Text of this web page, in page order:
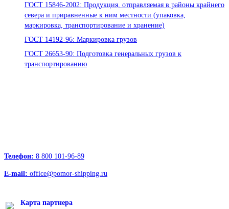
ГОСТ 15846-2002: Продукция, отправляемая в районы крайнего
севера и приравненные к ним местности (упаковка,
маркировка, транспортирование и хранение)
ГОСТ 14192-96: Маркировка грузов
ГОСТ 26653-90: Подготовка генеральных грузов к
транспортированию
Телефон: 8 800 101-96-89
E-mail: office@pomor-shipping.ru
Карта партнера